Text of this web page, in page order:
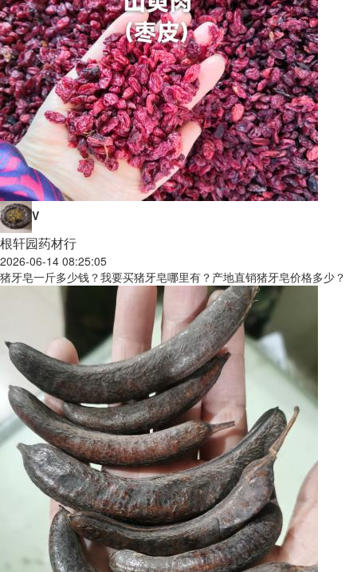
V
根轩园药材行
2026-06-14 08:25:05
猪牙皂一斤多少钱？我要买猪牙皂哪里有？产地直销猪牙皂价格多少？